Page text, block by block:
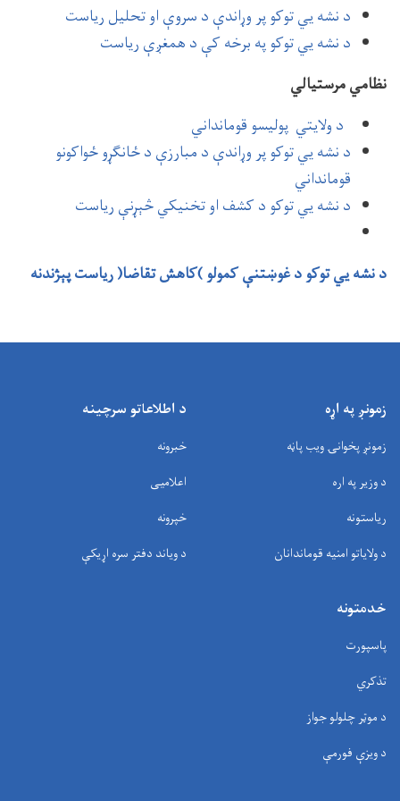
‌د نشه یي توکو پر وړاندې د سروې او تحليل ریاست
د نشه يي توکو په برخه کې د همغږې ریاست
نظامي مرستیالي
د ولایتي پولیسو قومانداني
د نشه يي توکو پر وړاندې د مبارزې د ځانګړو ځواکونو
قومانداني
د نشه يي توکو د کشف او تخنیکي څېړنې ریاست
د نشه يي توکو د غوښتنې کمولو )کاهش تقاضا( ریاست پېژندنه
زمونږ په اړه
زمونږ پخوانۍ ویب پاڼه
د وزیر په اره
ریاستونه
د ولایاتو امنیه قوماندانان
د اطلاعاتو سرچینه
خبرونه
اعلامیی
خپرونه
د وياند دفتر سره اړیکې
خدمتونه
پاسپورت
تذکري
د موټر چلولو جواز
د ویزې فورمې